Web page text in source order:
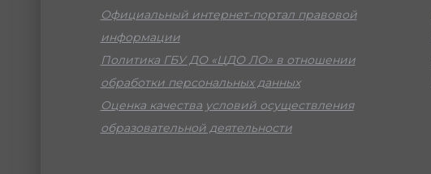
Официальный интернет-портал правовой
информации
Политика ГБУ ДО «ЦДО ЛО» в отношении
обработки персональных данных
Оценка качества условий осуществления
образовательной деятельности